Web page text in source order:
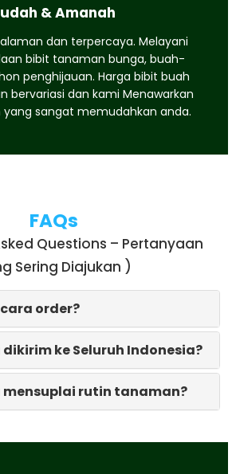
& Amanah
dan terpercaya. Melayani
bibit tanaman bunga, buah-
penghijauan. Harga bibit buah
bervariasi dan kami Menawarkan
yang sangat memudahkan anda.
FAQs
Questions – Pertanyaan
Sering Diajukan )
order?
ke Seluruh Indonesia?
mensuplai rutin tanaman?